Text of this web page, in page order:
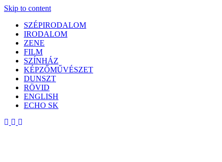
Skip to content
SZÉPIRODALOM
IRODALOM
ZENE
FILM
SZÍNHÁZ
KÉPZŐMŰVÉSZET
DUNSZT
RÖVID
ENGLISH
ECHO SK